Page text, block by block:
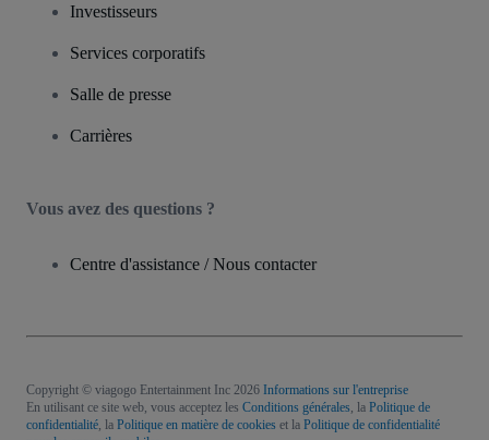
Investisseurs
Services corporatifs
Salle de presse
Carrières
Vous avez des questions ?
Centre d'assistance / Nous contacter
Copyright © viagogo Entertainment Inc 2026 Informations sur l'entreprise
En utilisant ce site web, vous acceptez les Conditions générales, la Politique de
confidentialité, la Politique en matière de cookies et la Politique de confidentialité